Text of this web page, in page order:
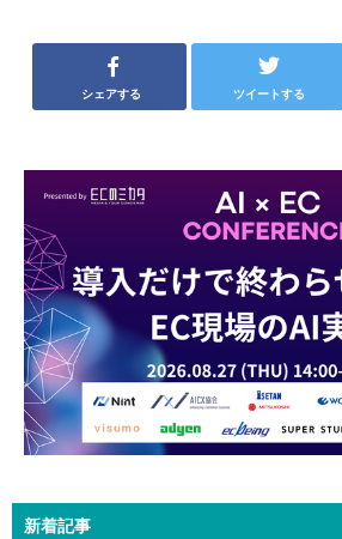
シェアする ツイートする
新着記事